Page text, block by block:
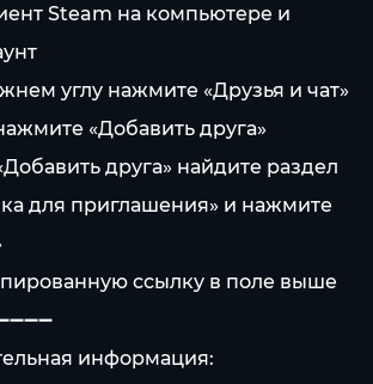
Steam на компьютере и
углу нажмите «Друзья и чат»
«Добавить друга»
друга» найдите раздел
для приглашения» и нажмите
ссылку в поле выше
информация: